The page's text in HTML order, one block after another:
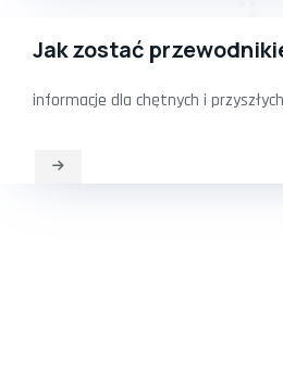
Jak zostać
informacje dla chętnych i